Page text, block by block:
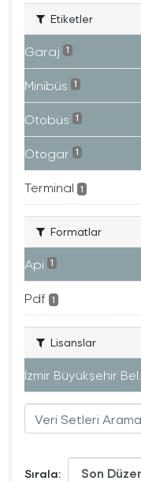
Etiketler
Garaj 1
Minibüs 1
Otobüs 1
Otogar 1
Terminal 1
Formatlar
Api 1
Pdf 1
Lisanslar
İzmir Büyükşehir Bel...
Sırala